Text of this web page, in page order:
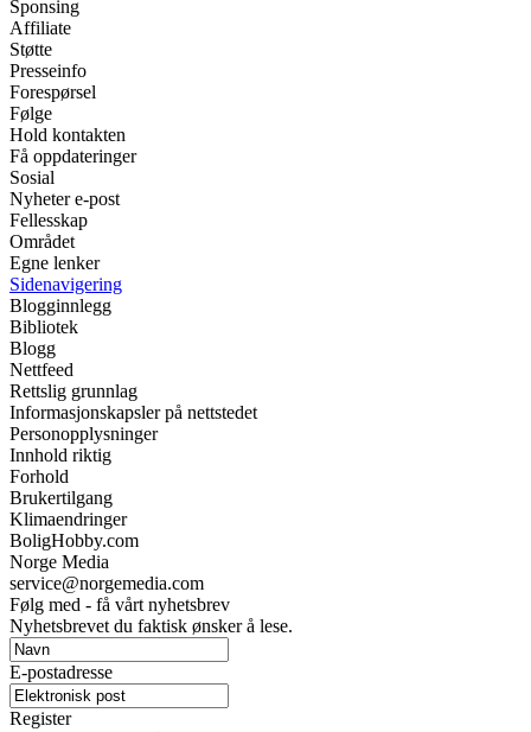
Sponsing
Affiliate
Støtte
Presseinfo
Forespørsel
Følge
Hold kontakten
Få oppdateringer
Sosial
Nyheter e-post
Fellesskap
Området
Egne lenker
Sidenavigering
Blogginnlegg
Bibliotek
Blogg
Nettfeed
Rettslig grunnlag
Informasjonskapsler på nettstedet
Personopplysninger
Innhold riktig
Forhold
Brukertilgang
Klimaendringer
BoligHobby.com
Norge Media
service@norgemedia.com
Følg med - få vårt nyhetsbrev
Nyhetsbrevet du faktisk ønsker å lese.
E-postadresse
Register